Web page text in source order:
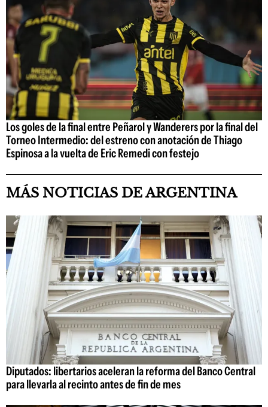
Los goles de la final entre Peñarol y Wanderers por la final del
Torneo Intermedio: del estreno con anotación de Thiago
Espinosa a la vuelta de Eric Remedi con festejo
MÁS NOTICIAS DE ARGENTINA
Diputados: libertarios aceleran la reforma del Banco Central
para llevarla al recinto antes de fin de mes